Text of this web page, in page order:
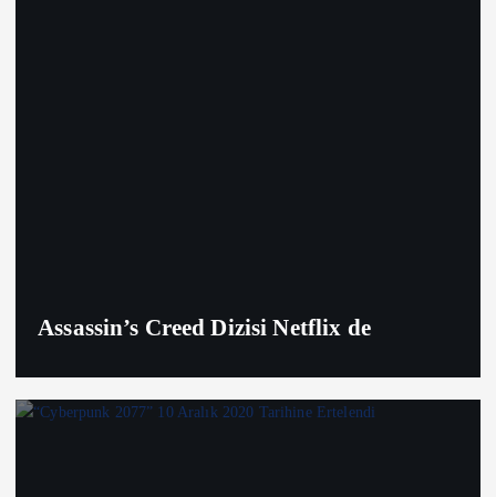
Assassin’s Creed Dizisi Netflix de